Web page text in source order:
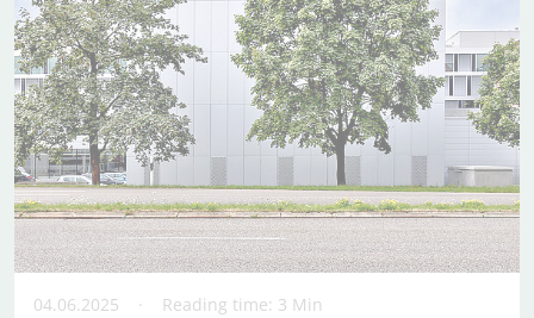
04.06.2025 Reading time: 3 Min